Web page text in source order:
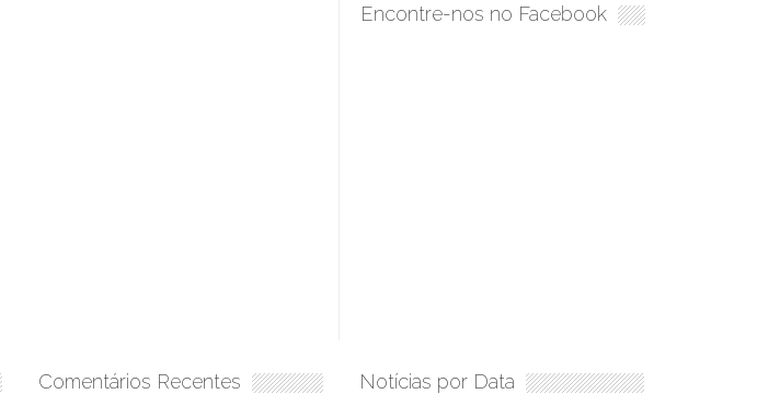
Encontre-nos no Facebook
Comentários Recentes Notícias por Data